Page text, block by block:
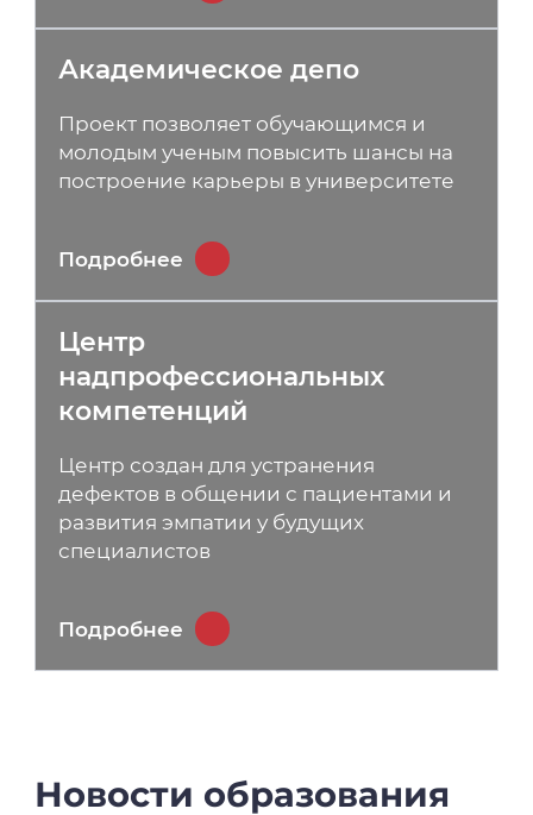
Академическое депо
Проект позволяет обучающимся и
молодым ученым повысить шансы на
построение карьеры в университете
Подробнее
Центр
надпрофессиональных
компетенций
Центр создан для устранения
дефектов в общении с пациентами и
развития эмпатии у будущих
специалистов
Подробнее
Новости образования